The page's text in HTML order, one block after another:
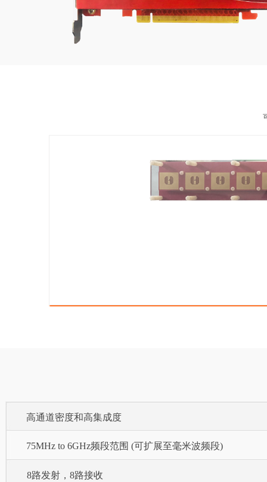
高通道密度和高集成度
75MHz to 6GHz频段范围 (可扩展至毫米波频段)
8路发射，8路接收